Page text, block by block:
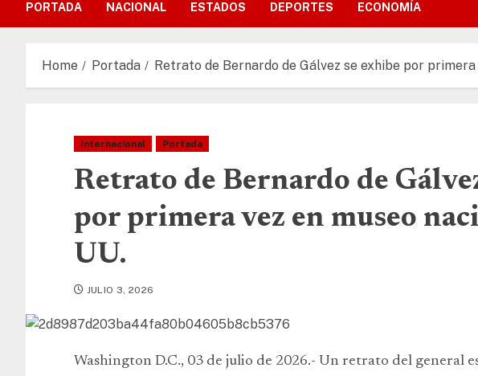
PORTADA NACIONAL ESTADOS DEPORTES ECONOMÍA
Home Portada Retrato de Bernardo de Gálvez se exhibe por primera
Internacional Portada
Retrato de Bernardo de
por primera vez en museo
UU.
JULIO 3, 2026
Washington D.C., 03 de julio de 2026.- Un retrato del general